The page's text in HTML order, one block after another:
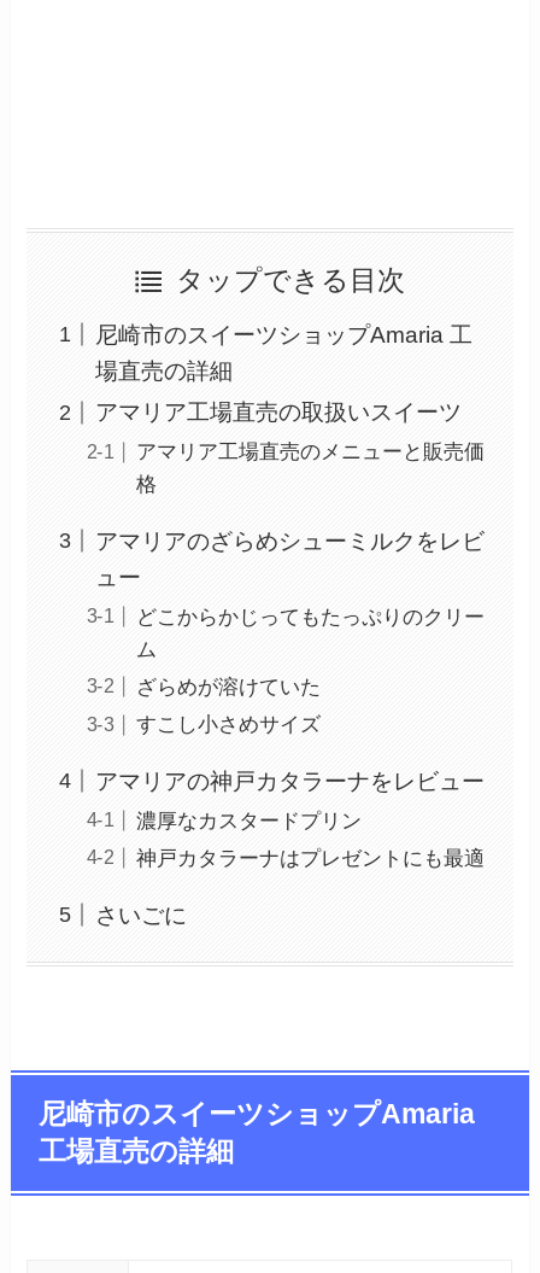
タップできる目次
尼崎市のスイーツショップAmaria 工
場直売の詳細
アマリア工場直売の取扱いスイーツ
アマリア工場直売のメニューと販売価
格
アマリアのざらめシューミルクをレビ
ュー
どこからかじってもたっぷりのクリー
ム
ざらめが溶けていた
すこし小さめサイズ
アマリアの神戸カタラーナをレビュー
濃厚なカスタードプリン
神戸カタラーナはプレゼントにも最適
さいごに
尼崎市のスイーツショップAmaria
工場直売の詳細